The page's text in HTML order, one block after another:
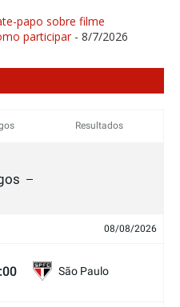
papo sobre filme
participar - 8/7/2026
Resultados
08/08/2026
São Paulo